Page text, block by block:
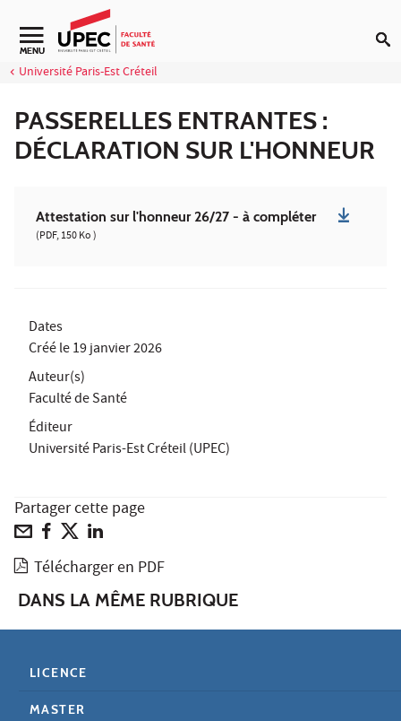
Aller au contenu
Navigation secondaire
MENU
Université Paris-Est Créteil
PASSERELLES ENTRANTES :
DÉCLARATION SUR L'HONNEUR
Attestation sur l'honneur 26/27 - à compléter
(PDF, 150 Ko )
Dates
Créé le19 janvier 2026
Auteur(s)
Faculté de Santé
Éditeur
Université Paris-Est Créteil (UPEC)
Partager cette page
Télécharger en PDF
DANS LA MÊME RUBRIQUE
LICENCE
MASTER